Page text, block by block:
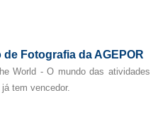
Fotografia da AGEPOR
World - O mundo das atividades
tem vencedor.